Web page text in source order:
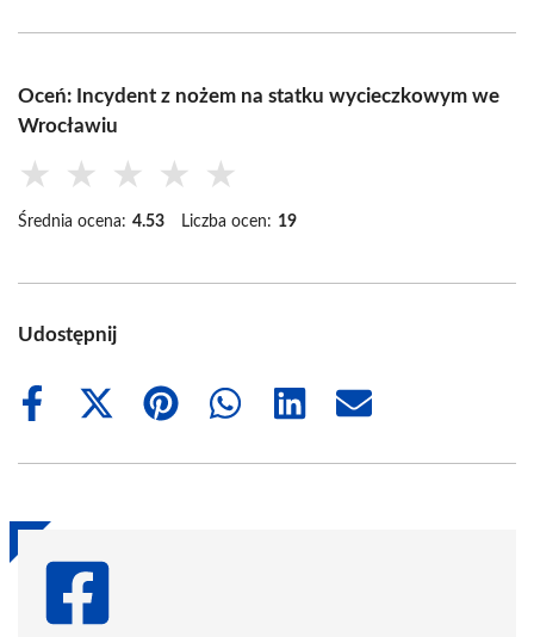
Oceń: Incydent z nożem na statku wycieczkowym we
Wrocławiu
★ ★ ★ ★ ★
Średnia ocena: 4.53 Liczba ocen: 19
Udostępnij
Share
Share
(Twitter)
Share
Share
Share
Share